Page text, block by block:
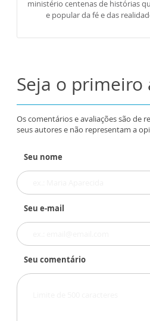
ministério centenas de histórias
e popular da fé e das
Seja o
Os comentários e avaliações são de
seus autores e não representam a
Seu nome
Seu e-mail
Seu comentário